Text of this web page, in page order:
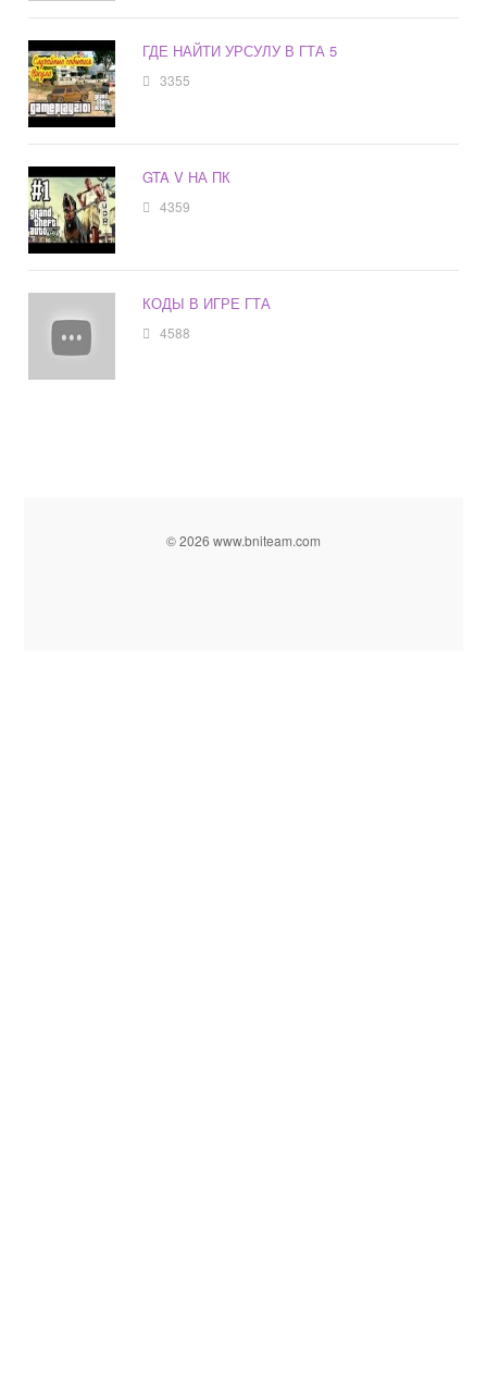
ГДЕ НАЙТИ УРСУЛУ В ГТА 5
3355
GTA V НА ПК
4359
КОДЫ В ИГРЕ ГТА
4588
© 2026 www.bniteam.com